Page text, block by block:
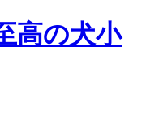
高の犬小